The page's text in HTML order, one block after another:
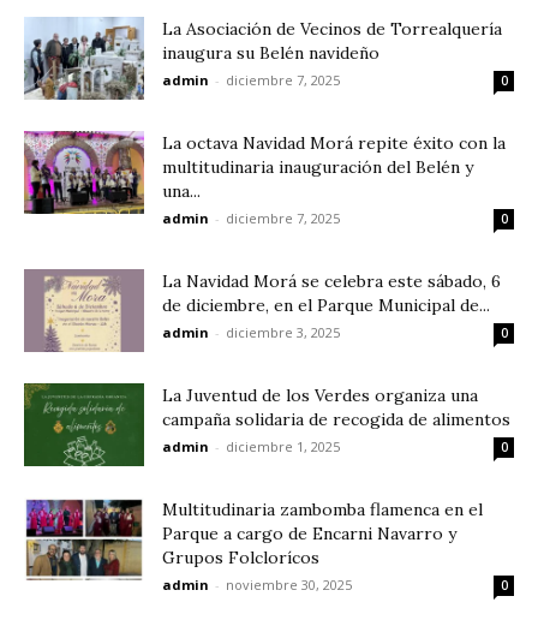
La Asociación de Vecinos de Torrealquería
inaugura su Belén navideño
admin - diciembre 7, 2025 0
La octava Navidad Morá repite éxito con la
multitudinaria inauguración del Belén y
una...
admin - diciembre 7, 2025 0
La Navidad Morá se celebra este sábado, 6
de diciembre, en el Parque Municipal de...
admin - diciembre 3, 2025 0
La Juventud de los Verdes organiza una
campaña solidaria de recogida de alimentos
admin - diciembre 1, 2025 0
Multitudinaria zambomba flamenca en el
Parque a cargo de Encarni Navarro y
Grupos Folclorícos
admin - noviembre 30, 2025 0